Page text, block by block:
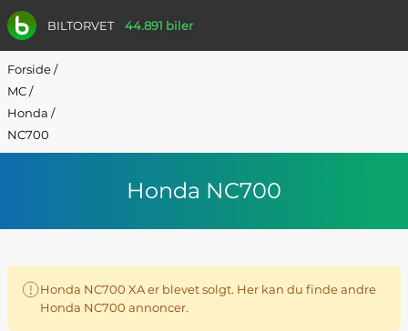
BILTORVET 44.891 biler
Forside/
MC/
Honda /
NC700
Honda NC700
Honda NC700 XA er blevet solgt. Her kan du finde andre
Honda NC700 annoncer.